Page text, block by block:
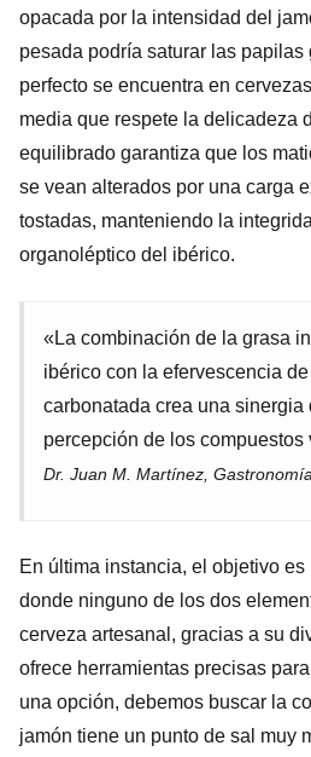
opacada por la intensidad del
pesada podría saturar las
perfecto se encuentra en
media que respete la delicadeza
equilibrado garantiza que los
se vean alterados por una carga
tostadas, manteniendo la
organoléptico del ibérico.
«La combinación de la grasa
ibérico con la efervescencia
carbonatada crea una sinergia
percepción de los
Dr. Juan M. Martínez,
En última instancia, el objetivo
donde ninguno de los dos
cerveza artesanal, gracias a su
ofrece herramientas precisas
una opción, debemos buscar la
jamón tiene un punto de sal muy